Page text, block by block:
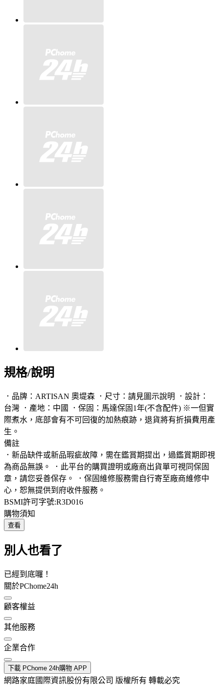
規格/說明
．品牌：ARTISAN 奧堤森 ．尺寸：請見圖示說明 ．設計：
台灣 ．產地：中國 ．保固：馬達保固1年(不含配件) ※一但實
際煮水，底部會有不可回復的加熱痕跡，退貨將有折損費用產
生。
備註
．新品缺件或新品瑕疵故障，需在鑑賞期提出，過鑑賞期即視
為商品無誤。 ．此平台的購買證明或廠商出貨單可視同保固
章，請您妥善保存。 ．保固維修服務需自行寄至廠商維修中
心，恕無提供到府收件服務。
BSMI許可字號:R3D016
購物須知
查看
別人也看了
已經到底囉！
關於PChome24h
顧客權益
其他服務
企業合作
下載 PChome 24h購物 APP
網路家庭國際資訊股份有限公司 版權所有 轉載必究